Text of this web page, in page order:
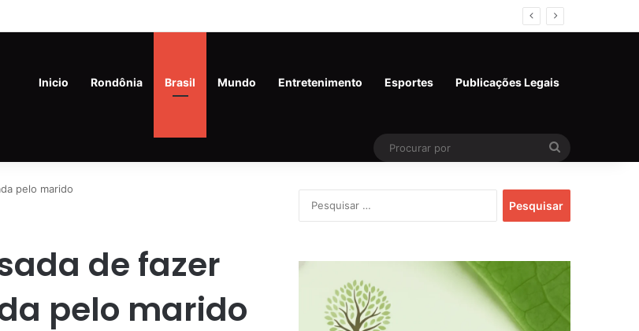
a novos diretores escolares selecionados por critérios técnicos e de competência
Inicio Rondônia Brasil Mundo Entretenimento Esportes Publicações Legais
Procurar
pelo marido
de fazer
pelo marido
por: